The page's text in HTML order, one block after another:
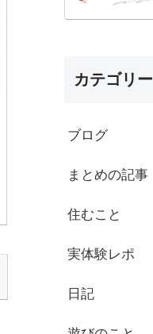
カテゴリー
ブログ
まとめの記事
住むこと
実体験レポ
日記